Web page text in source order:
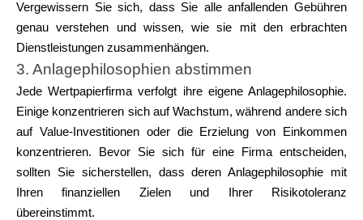
Vergewissern Sie sich, dass Sie alle anfallenden Gebühren
genau verstehen und wissen, wie sie mit den erbrachten
Dienstleistungen zusammenhängen.
3. Anlagephilosophien abstimmen
Jede Wertpapierfirma verfolgt ihre eigene Anlagephilosophie.
Einige konzentrieren sich auf Wachstum, während andere sich
auf Value-Investitionen oder die Erzielung von Einkommen
konzentrieren. Bevor Sie sich für eine Firma entscheiden,
sollten Sie sicherstellen, dass deren Anlagephilosophie mit
Ihren finanziellen Zielen und Ihrer Risikotoleranz
übereinstimmt.